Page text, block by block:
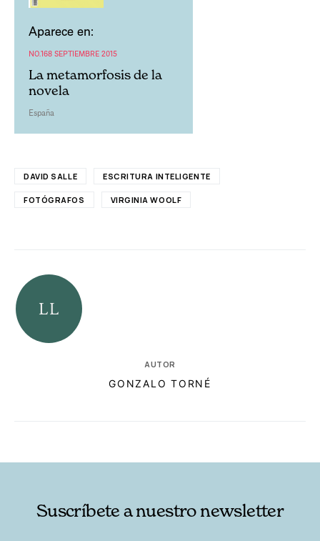
Aparece en:
NO.168 SEPTIEMBRE 2015
La metamorfosis de la
novela
España
DAVID SALLE ESCRITURA INTELIGENTE
FOTÓGRAFOS VIRGINIA WOOLF
AUTOR
GONZALO TORNÉ
Suscríbete a nuestro newsletter